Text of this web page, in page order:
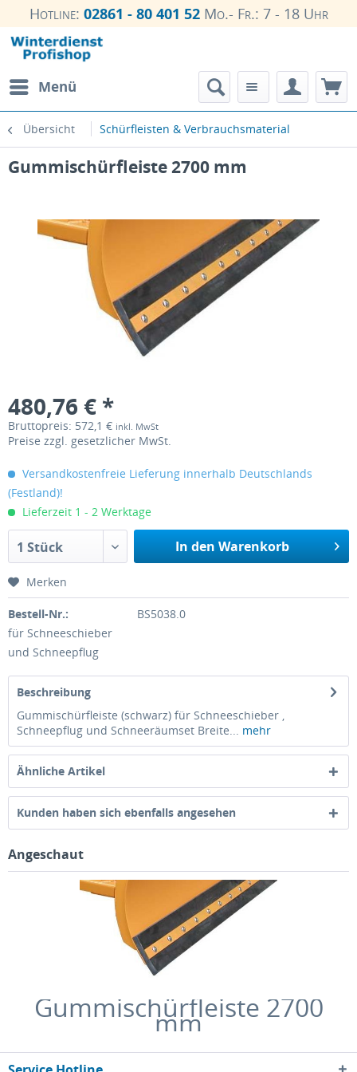
Hotline: 02861 - 80 401 52Mo.- Fr.: 7 - 18 Uhr
Menü
Übersicht Schürfleisten & Verbrauchsmaterial
Gummischürfleiste 2700 mm
480,76 € *
Bruttopreis: 572,1 € inkl. MwSt
Preise zzgl. gesetzlicher MwSt.
Versandkostenfreie Lieferung innerhalb Deutschlands
(Festland)!
Lieferzeit 1 - 2 Werktage
1 Stück In den Warenkorb
Merken
Bestell-Nr.:
BS5038.0
für Schneeschieber
und Schneepflug
Beschreibung
Gummischürfleiste (schwarz) für Schneeschieber ,
Schneepflug und Schneeräumset Breite... mehr
Ähnliche Artikel
Kunden haben sich ebenfalls angesehen
Angeschaut
Gummischürfleiste 2700
mm